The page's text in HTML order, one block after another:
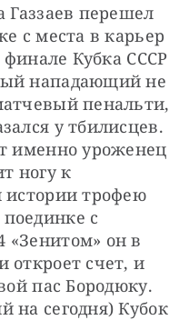
Газзаев перешел
с места в карьер
финале Кубка СССР
нападающий не
пенальти,
у тбилисцев.
именно уроженец
ногу к
истории трофею
с
он в
откроет счет, и
пас Бородюку.
на сегодня) Кубок